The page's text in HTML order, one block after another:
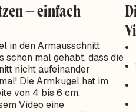
– einfach
in den Armausschnitt
schon mal gehabt, dass die
nicht aufeinander
Die Armkugel hat im
von 4 bis 6 cm.
Video eine